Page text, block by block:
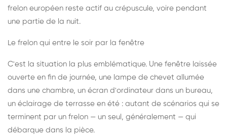
frelon européen reste actif au crépuscule, voire pendant
une partie de la nuit.
Le frelon qui entre le soir par la fenêtre
C'est la situation la plus emblématique. Une fenêtre laissée
ouverte en fin de journée, une lampe de chevet allumée
dans une chambre, un écran d'ordinateur dans un bureau,
un éclairage de terrasse en été : autant de scénarios qui se
terminent par un frelon — un seul, généralement — qui
débarque dans la pièce.